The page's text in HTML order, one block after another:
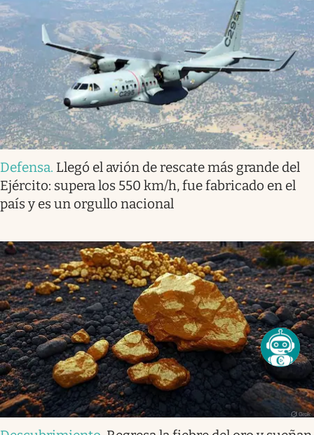
Defensa. Llegó el avión de rescate más grande del
Ejército: supera los 550 km/h, fue fabricado en el
país y es un orgullo nacional